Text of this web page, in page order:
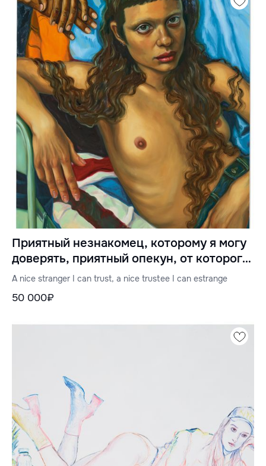
Приятный незнакомец, которому я могу
доверять, приятный опекун, от которого
я могу отдалиться.
A nice stranger I can trust, a nice trustee I can estrange
50 000₽